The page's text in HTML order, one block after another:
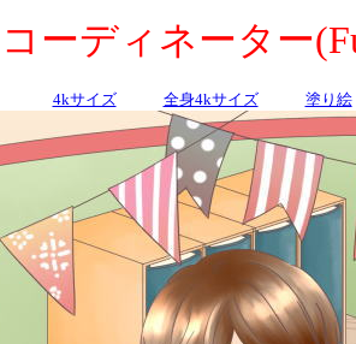
ーディネーター
4kサイズ 全身4kサイズ 塗り絵